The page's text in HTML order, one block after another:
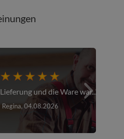
und die Ware war...
Regina, 04.08.2026